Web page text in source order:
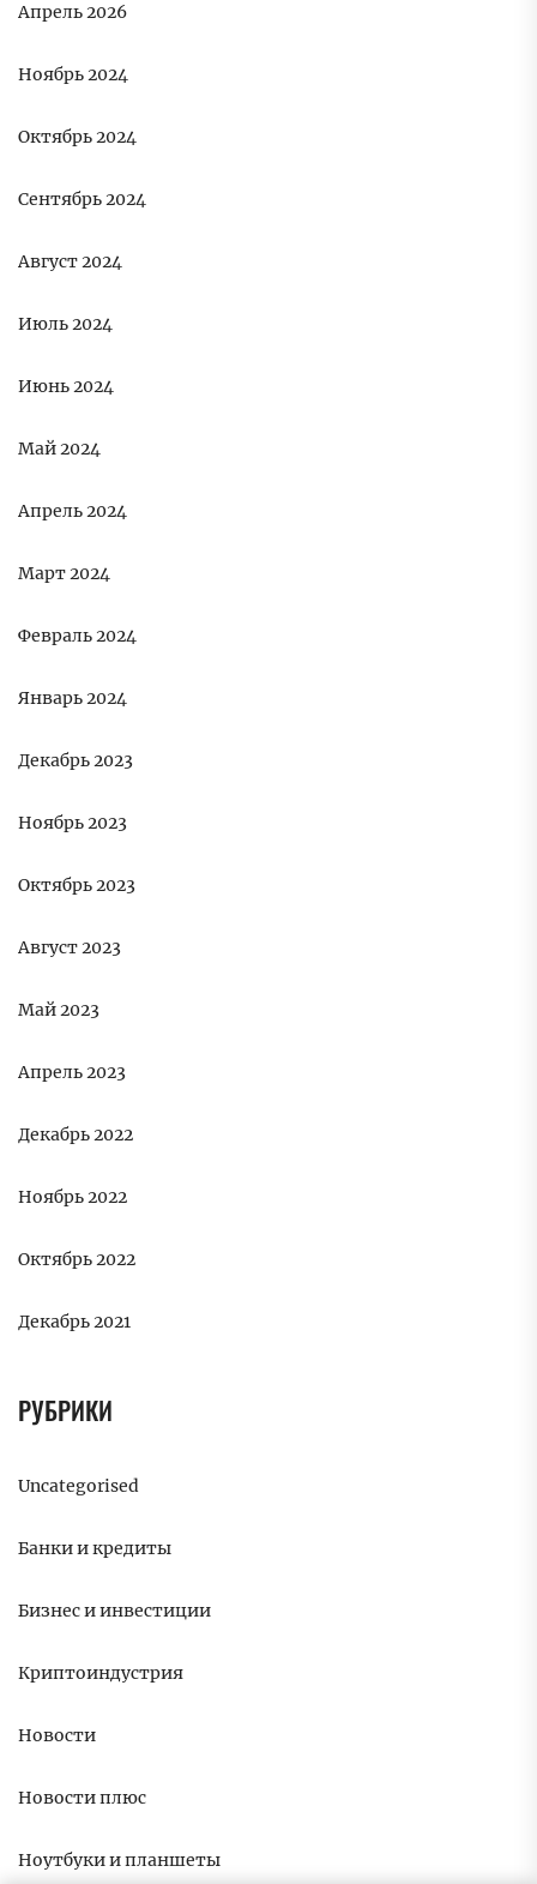
Апрель 2026
Ноябрь 2024
Октябрь 2024
Сентябрь 2024
Август 2024
Июль 2024
Июнь 2024
Май 2024
Апрель 2024
Март 2024
Февраль 2024
Январь 2024
Декабрь 2023
Ноябрь 2023
Октябрь 2023
Август 2023
Май 2023
Апрель 2023
Декабрь 2022
Ноябрь 2022
Октябрь 2022
Декабрь 2021
РУБРИКИ
Uncategorised
Банки и кредиты
Бизнес и инвестиции
Криптоиндустрия
Новости
Новости плюс
Ноутбуки и планшеты